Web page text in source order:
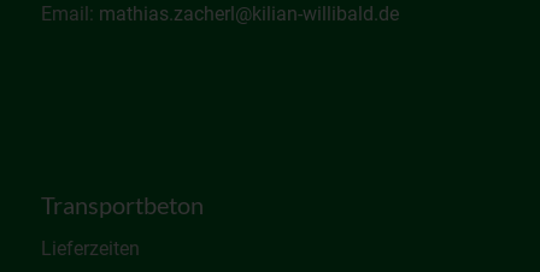
Email: mathias.zacherl@kilian-willibald.de
Transportbeton
Lieferzeiten